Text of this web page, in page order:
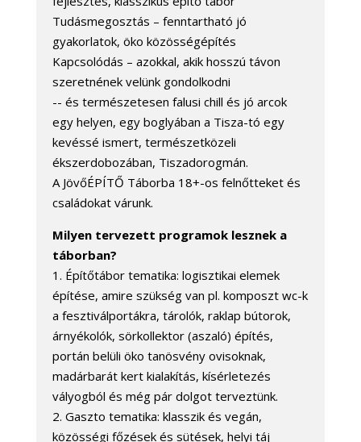
Tudásmegosztás – fenntartható jó
gyakorlatok, öko közösségépítés
Kapcsolódás – azokkal, akik hosszú távon
szeretnének velünk gondolkodni
-- és természetesen falusi chill és jó arcok
egy helyen, egy boglyában a Tisza-tó egy
kevéssé ismert, természetközeli
ékszerdobozában, Tiszadorogmán.
A JövőÉPÍTŐ Táborba 18+-os felnőtteket és
családokat várunk.
Milyen tervezett programok lesznek a
táborban?
1. Építőtábor tematika: logisztikai elemek
építése, amire szükség van pl. komposzt wc-k
a fesztiválportákra, tárolók, raklap bútorok,
árnyékolók, sörkollektor (aszaló) építés,
portán belüli öko tanösvény ovisoknak,
madárbarát kert kialakítás, kísérletezés
vályogból és még pár dolgot terveztünk.
2. Gaszto tematika: klasszik és vegán,
közösségi főzések és sütések, helyi táj